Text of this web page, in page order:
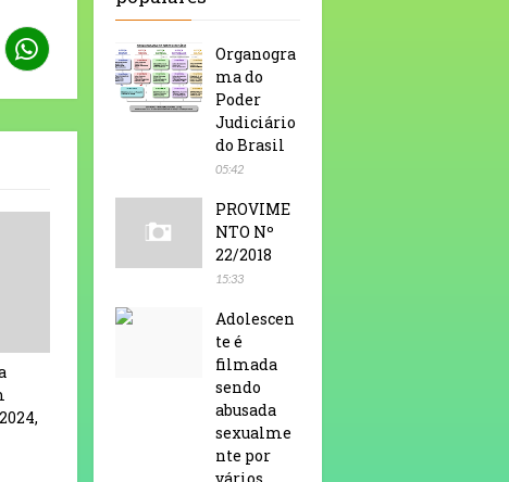
Organogra
ma do
Poder
Judiciário
do Brasil
05:42
PROVIME
NTO Nº
22/2018
15:33
Adolescen
te é
filmada
sendo
abusada
sexualme
nte por